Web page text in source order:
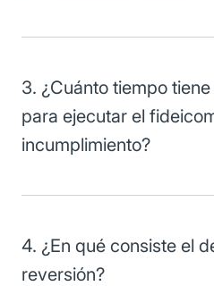
3. ¿Cuánto tiempo
para ejecutar el
incumplimiento?
4. ¿En qué consiste el
reversión?